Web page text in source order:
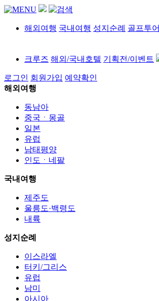
해외여행 국내여행 성지순례 골프투어
크루즈 해외/국내호텔 기획전/이벤트
로그인 회원가입 예약확인
해외여행
동남아
중국ㆍ몽골
일본
유럽
남태평양
인도ㆍ네팔
국내여행
제주도
울릉도·백령도
내륙
성지순례
이스라엘
터키/그리스
유럽
남미
아시아